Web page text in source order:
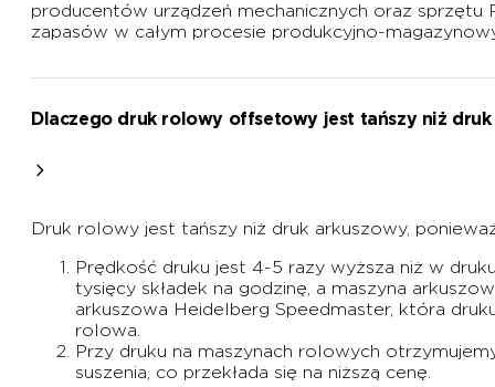
producentów urządzeń mechanicznych oraz
zapasów w całym procesie produkcyjno-
Dlaczego druk rolowy offsetowy jest tańszy niż druk
Druk rolowy jest tańszy niż druk arkuszowy,
Prędkość druku jest 4-5 razy wyższa niż w
tysięcy składek na godzinę, a maszyna
arkuszowa Heidelberg Speedmaster, która
rolowa.
Przy druku na maszynach rolowych
suszenia, co przekłada się na niższą cenę.